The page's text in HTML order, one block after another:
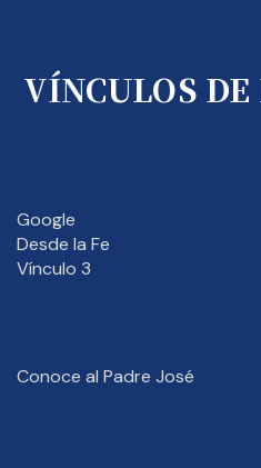
VÍNCULOS
Google
Desde la Fe
Vínculo 3
Conoce al Padre José